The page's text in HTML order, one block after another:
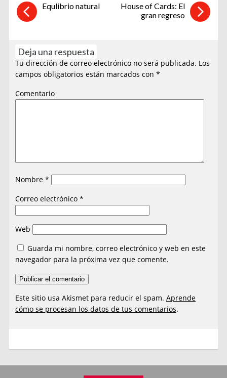
Equlibrio natural
House of Cards: El
gran regreso
Deja una respuesta
Tu dirección de correo electrónico no será publicada. Los
campos obligatorios están marcados con*
Comentario
Nombre*
Correo electrónico*
Web
Guarda mi nombre, correo electrónico y web en este
navegador para la próxima vez que comente.
Este sitio usa Akismet para reducir el spam.Aprende
cómo se procesan los datos de tus comentarios.